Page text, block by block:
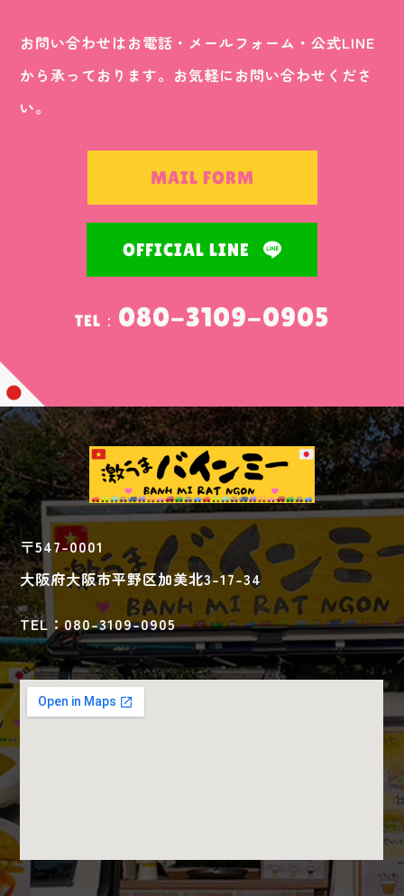
お問い合わせはお電話・メールフォーム・公式LINE
から承っております。お気軽にお問い合わせくださ
い。
MAIL FORM
OFFICIAL LINE
TEL： 080-3109-0905
〒547-0001
大阪府大阪市平野区加美北3-17-34
TEL：080-3109-0905